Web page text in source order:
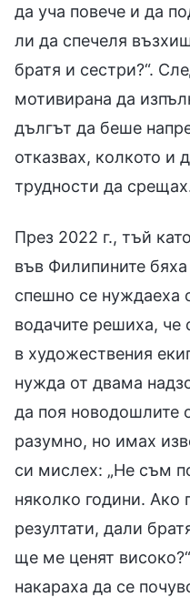
да уча повече и да
ли да спечеля
братя и сестри?“.
мотивирана да
дългът да беше
отказвах, колкото и
трудности да
През 2022 г., тъй
във Филипините
спешно се нуждаеха
водачите решиха, че
в художествения
нужда от двама
да поя новодошлите
разумно, но имах
си мислех: „Не съм
няколко години. Ако
резултати, дали
ще ме ценят
накараха да се